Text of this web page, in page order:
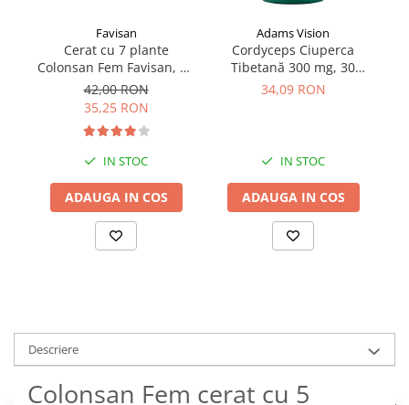
Favisan
Cerat cu 7 plante
Colonsan Fem Favisan, 12
creioane cilindro-conice
42,00 RON
35,25 RON
IN STOC
ADAUGA IN COS
Adams Vision
Cordyceps Ciuperca
Tibetană 300 mg, 30
capsule Adams Vision
34,09 RON
IN STOC
ADAUGA IN COS
Descriere
Colonsan Fem cerat cu 5